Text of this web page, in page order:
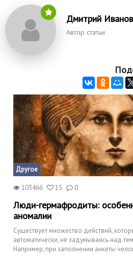
Дмитрий Иванов
Автор статьи
Другое
103466 15 0
Люди-гермафродиты:
аномалии
Существует множество действий,
автоматически, не задумываясь над
Например, при заполнении анкеты